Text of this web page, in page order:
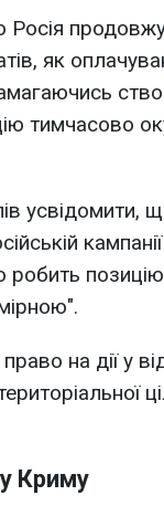
як
тимчасово
усвідомити,
кампанії
робить
на дії у
Криму